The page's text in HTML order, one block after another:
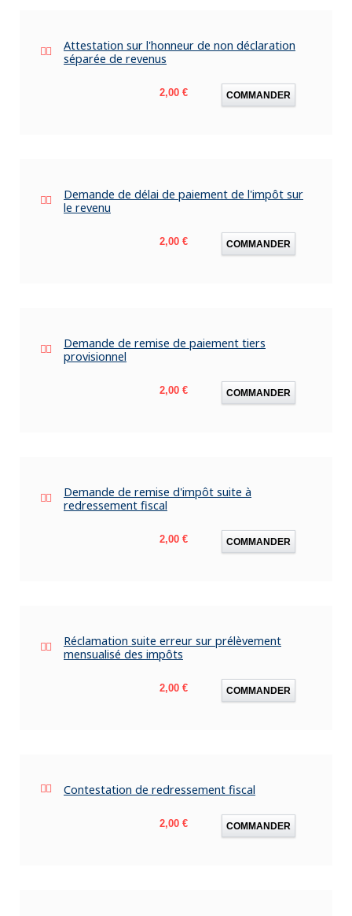
Attestation sur l'honneur de non déclaration
séparée de revenus
Prix
2,00 € COMMANDER
Demande de délai de paiement de l'impôt sur
le revenu
Prix
2,00 € COMMANDER
Demande de remise de paiement tiers
provisionnel
Prix
2,00 € COMMANDER
Demande de remise d'impôt suite à
redressement fiscal
Prix
2,00 € COMMANDER
Réclamation suite erreur sur prélèvement
mensualisé des impôts
Prix
2,00 € COMMANDER
Contestation de redressement fiscal
Prix
2,00 € COMMANDER